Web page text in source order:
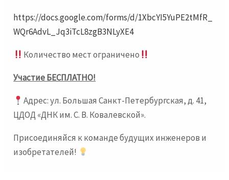
https://docs.google.com/forms/d/1XbcYI5YuPE2tMfR_
WQr6AdvL_Jq3iTcL8zgB3NLyXE4
Количество мест ограничено
Участие БЕСПЛАТНО!
Адрес: ул. Большая Санкт-Петербургская, д. 41,
ЦДОД «ДНК им. С. В. Ковалевской».
Присоединяйся к команде будущих инженеров и
изобретателей!